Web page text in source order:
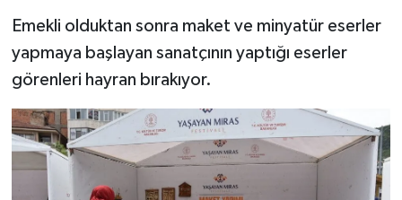
Emekli olduktan sonra maket ve minyatür eserler
yapmaya başlayan sanatçının yaptığı eserler
görenleri hayran bırakıyor.